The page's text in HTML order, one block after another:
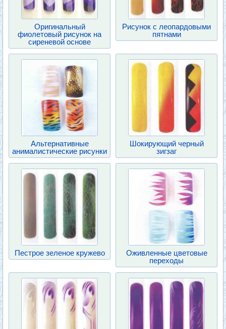
Оригинальный
фиолетовый рисунок на
сиреневой основе
Рисунок с леопардовыми
пятнами
Альтернативные
анималистические рисунки
Шокирующий черный
зигзаг
Пестрое зеленое кружево
Оживленные цветовые
переходы